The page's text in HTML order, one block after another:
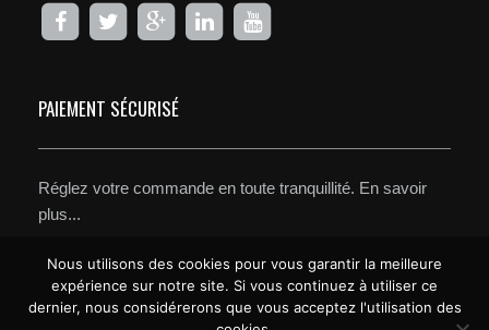
PAIEMENT SÉCURISÉ
Réglez votre commande en toute tranquillité. En savoir
plus...
Nous utilisons des cookies pour vous garantir la meilleure
expérience sur notre site. Si vous continuez à utiliser ce
dernier, nous considérerons que vous acceptez l'utilisation des